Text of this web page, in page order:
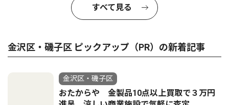
すべて見る
金沢区・磯子区 ピックアップ（PR）の新着記事
金沢区・磯子区
おたからや 金製品10点以上買取で３万円